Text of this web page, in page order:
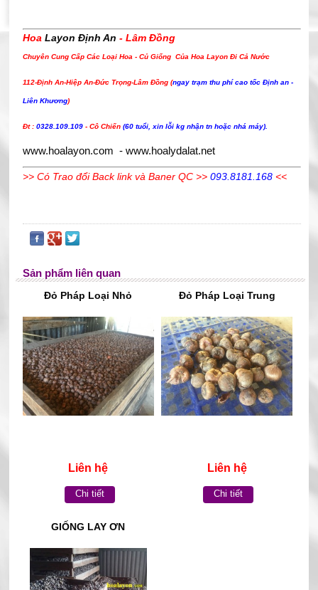
Hoa Layon Định An - Lâm Đồng
Chuyên Cung Cấp Các Loại Hoa - Củ Giống Của Hoa Layon Đi Cả Nước
112-Định An-Hiệp An-Đức Trọng-Lâm Đồng (ngay trạm thu phí cao tốc Định an -
Liên Khương)
Đt : 0328.109.109- Cô Chiến (60 tuổi, xin lỗi kg nhận tn hoặc nhá máy).
www.hoalayon.com - www.hoalydalat.net
>> Có Trao đổi Back linkvà Baner QC >> 093.8181.168 <<
Sản phẩm liên quan
Đỏ Pháp Loại Nhỏ
Liên hệ
Chi tiết
Đỏ Pháp Loại Trung
Liên hệ
Chi tiết
GIỐNG LAY ƠN